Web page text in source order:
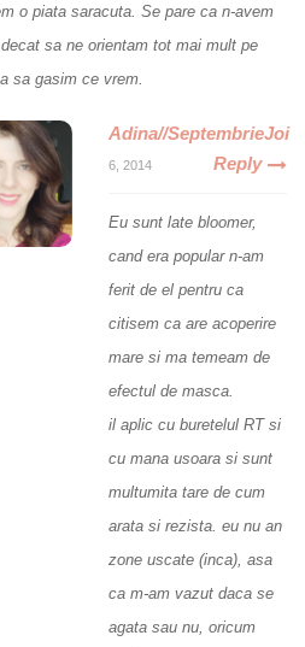
o piata saracuta. Se pare ca n-avem
sa ne orientam tot mai mult pe
sa gasim ce vrem.
Adina//SeptembrieJoi
6, 2014 Reply
Eu sunt late bloomer,
cand era popular n-am
ferit de el pentru ca
citisem ca are acoperire
mare si ma temeam de
efectul de masca.
il aplic cu buretelul RT si
cu mana usoara si sunt
multumita tare de cum
arata si rezista. eu nu an
zone uscate (inca), asa
ca m-am vazut daca se
agata sau nu, oricum